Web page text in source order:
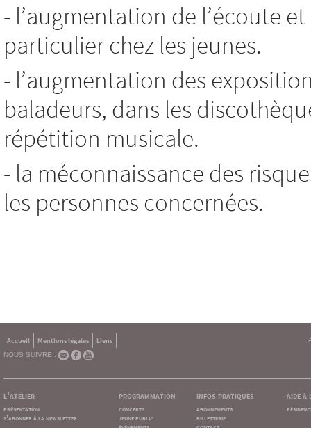
- l’augmentation de l’écoute
particulier chez les jeunes.
- l’augmentation des
baladeurs, dans les
répétition musicale.
- la méconnaissance des
les personnes concernées.
Accueil Mentions légales
Liens
NOUS SUIVRE :
l'atelier
présentation
s'abonner à la newsletter
programmation
concerts
jeune public
infos pratiques
abonnements
billetterie
aide